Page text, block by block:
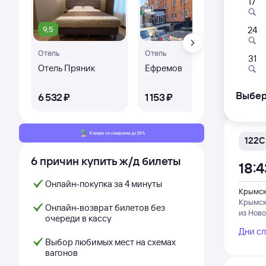
9,5
Отель
Отель Пряник
6 ⁠532 ⁠₽
Отель
Ефремов
1 ⁠153 ⁠₽
9,9
5
6 причин купить ж/д билеты
Онлайн-покупка за 4 минуты
Онлайн-возврат билетов без
очереди в кассу
Выбор любимых мест на схемах
вагонов
286С
Крымск
из
15:06
Дни
122С
Крымск
из
Дни
24
31